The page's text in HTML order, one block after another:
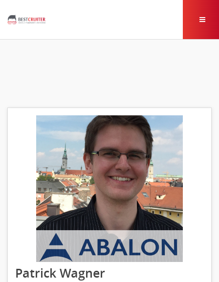
Patrick Wagner